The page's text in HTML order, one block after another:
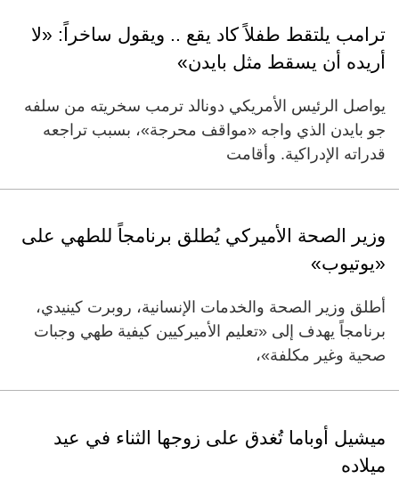
ترامب يلتقط طفلاً كاد يقع .. ويقول ساخراً: «لا
أريده أن يسقط مثل بايدن»
يواصل الرئيس الأمريكي دونالد ترمب سخريته من سلفه
جو بايدن الذي واجه «مواقف محرجة»، بسبب تراجعه
قدراته الإدراكية. وأقامت
وزير الصحة الأميركي يُطلق برنامجاً للطهي على
«يوتيوب»
أطلق وزير الصحة والخدمات الإنسانية، روبرت كينيدي،
برنامجاً يهدف إلى «تعليم الأميركيين كيفية طهي وجبات
صحية وغير مكلفة»،
ميشيل أوباما تُغدق على زوجها الثناء في عيد
ميلاده